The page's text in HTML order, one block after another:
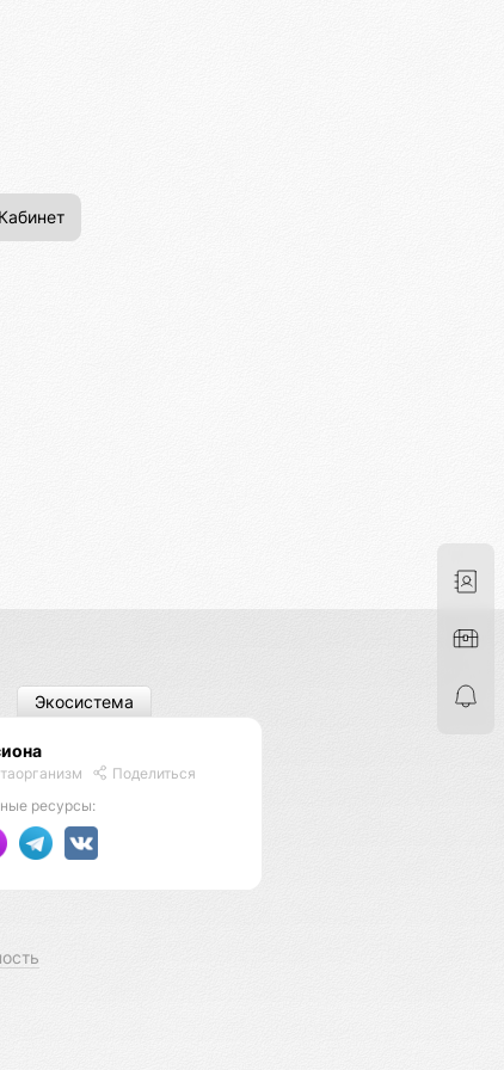
Кабинет
Поделиться
ресурсы:
Экосистема